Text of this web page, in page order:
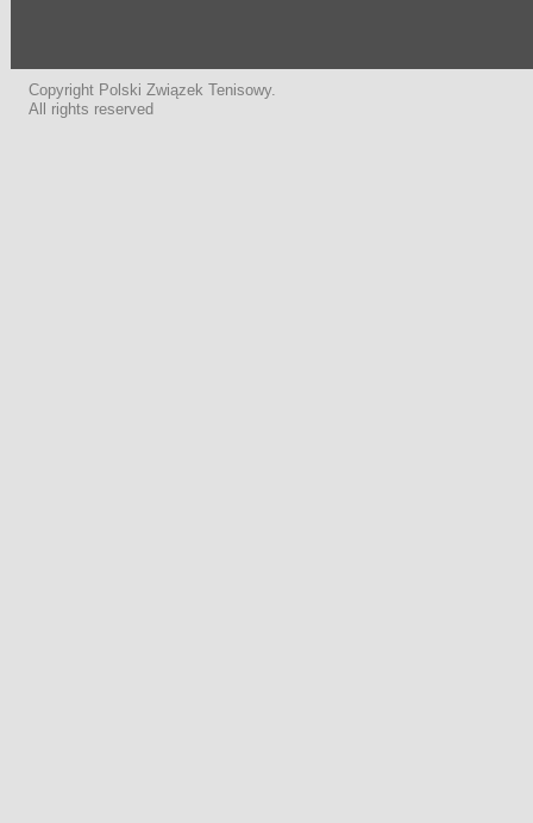
Copyright Polski Związek Tenisowy.
All rights reserved